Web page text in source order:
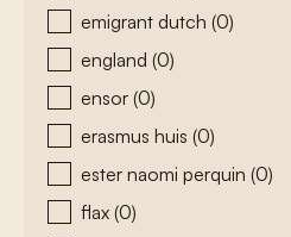
emigrant dutch (0)
england (0)
ensor (0)
erasmus huis (0)
ester naomi perquin (0)
flax (0)